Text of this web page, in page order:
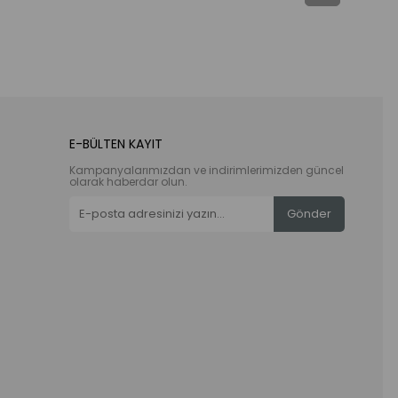
E-BÜLTEN KAYIT
Kampanyalarımızdan ve indirimlerimizden güncel
olarak haberdar olun.
Gönder